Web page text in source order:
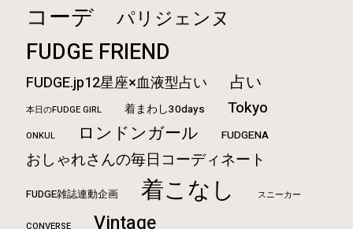
コーデ パリジェンヌ
FUDGE FRIEND
FUDGE.jp12星座×血液型占い 占い
本日のFUDGE GIRL 着まわし30days Tokyo
ONKUL ロンドンガール FUDGENA
おしゃれさんの毎日コーディネート
FUDGE雑誌連動企画 着こなし スニーカー
CONVERSE Vintage